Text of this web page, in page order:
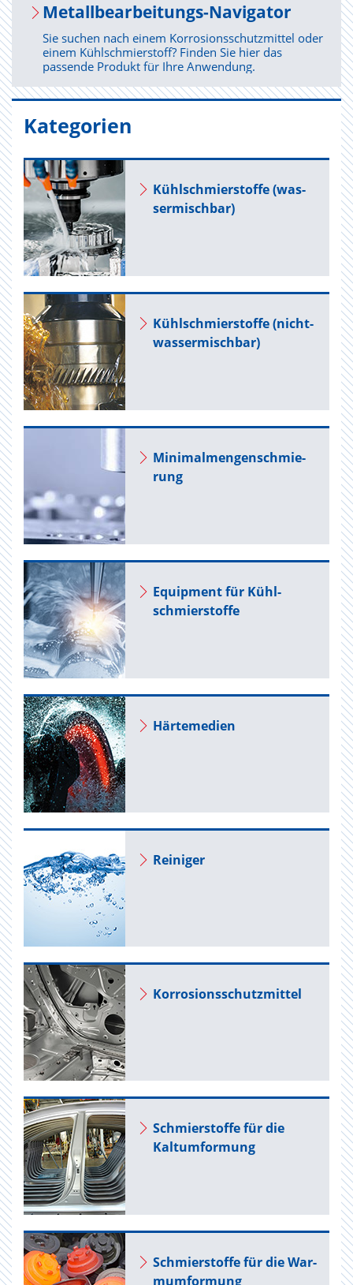
Me­tall­be­ar­bei­tungs-Na­vi­ga­tor
Sie suchen nach einem Korrosionsschutzmittel oder
einem Kühlschmierstoff? Finden Sie hier das
passende Produkt für Ihre Anwendung.
Kategorien
Kühl­schmier­stof­fe (was­
ser­misch­bar)
Kühl­schmier­stof­fe (nicht-
was­ser­misch­bar)
Mi­ni­mal­men­gen­schmie­
rung
Equip­ment für Kühl­
schmier­stof­fe
Här­te­me­di­en
Rei­ni­ger
Kor­ro­si­ons­schutz­mit­tel
Schmier­stof­fe für die
Kalt­um­for­mung
Schmier­stof­fe für die War­
m­um­for­mung